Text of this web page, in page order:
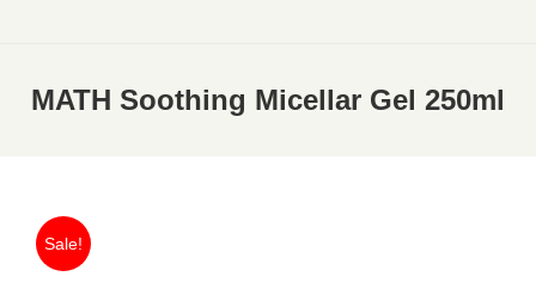
MATH Soothing Micellar Gel 250ml
Sale!